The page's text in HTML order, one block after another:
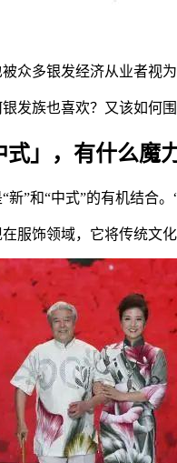
众多银发经济从业者视
发族也喜欢？又该如何
」，有什么魔力
新”和“中式”的有机结合
服饰领域，它将传统文